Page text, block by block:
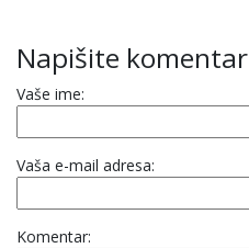
Napišite komentar
Vaše ime:
Vaša e-mail adresa:
Komentar: